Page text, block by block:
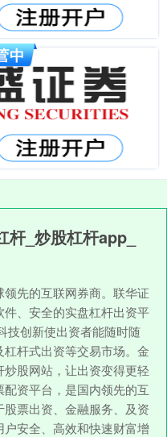
_炒股杠杆app_
先的互联网券商。联华证
、安全的实盘杠杆出资平
技创新使出资者能随时随
杆式出资等交易市场。金
股网站，让出资变得更轻
资平台，是国内领先的互
票出资、金融服务、及资
安全、高效和快速财富增